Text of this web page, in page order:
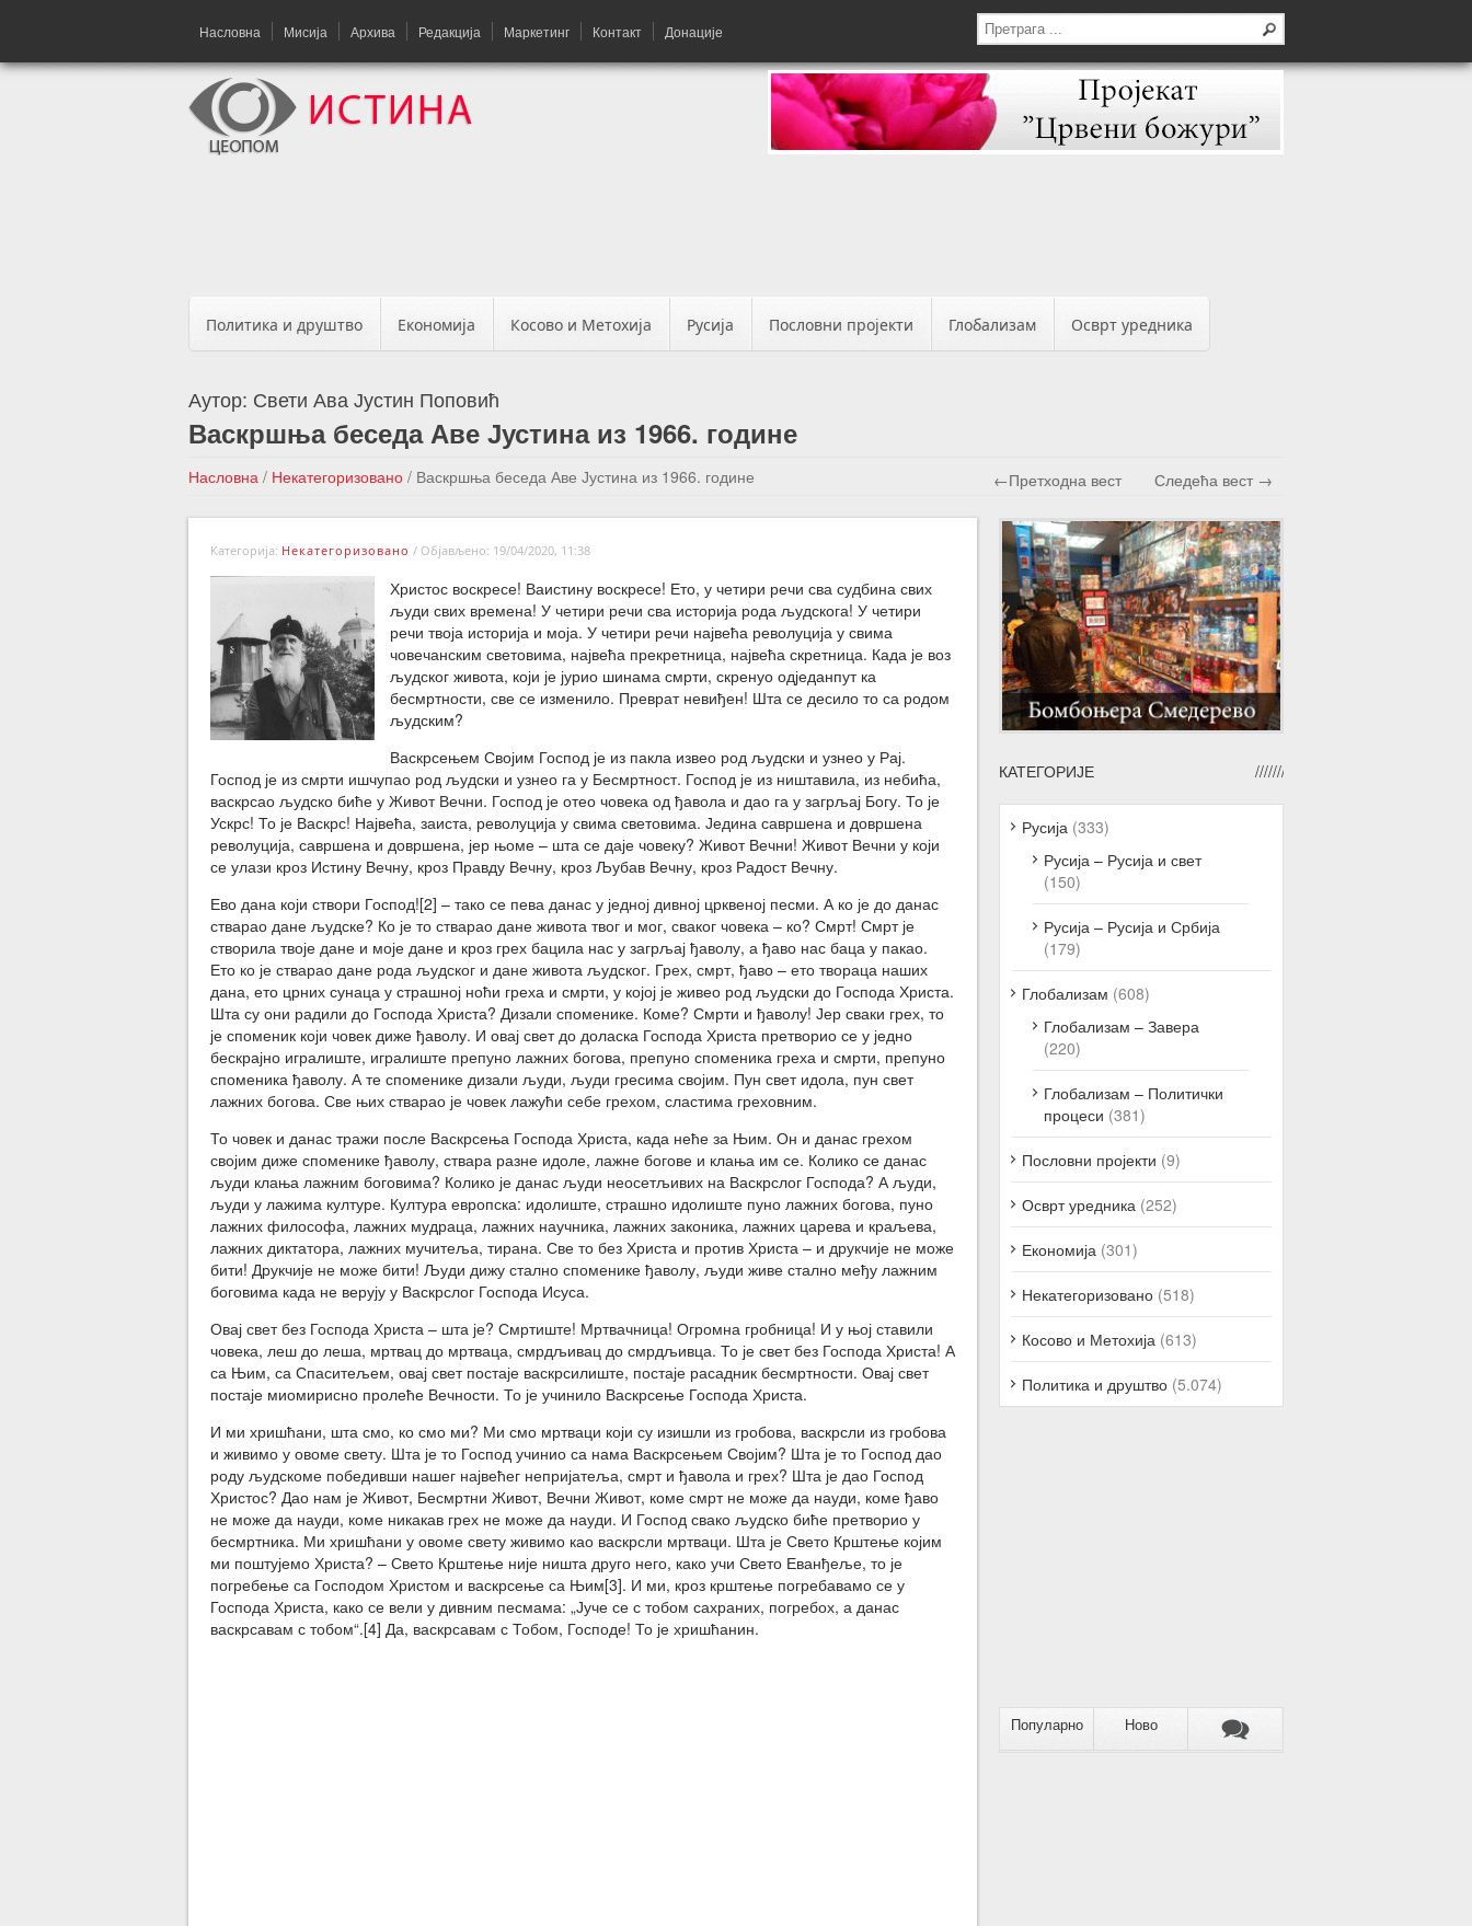
Насловна Мисија Архива Редакција Маркетинг Контакт Донације
Политика и друштво Економија Косово и Метохија Русија Пословни пројекти Глобализам Осврт уредника
Аутор: Свети Ава Јустин Поповић
Васкршња беседа Аве Јустина из 1966. године
Насловна / Некатегоризовано / Васкршња беседа Аве Јустина из 1966. године ←Претходна вест Следећа вест →
Категорија: Некатегоризовано / Објављено: 19/04/2020, 11:38
Христос воскресе! Ваистину воскресе! Ето, у четири речи сва судбина свих
људи свих времена! У четири речи сва историја рода људскога! У четири
речи твоја историја и моја. У четири речи највећа револуција у свима
човечанским световима, највећа прекретница, највећа скретница. Када је воз
људског живота, који је јурио шинама смрти, скренуо одједанпут ка
бесмртности, све се изменило. Преврат невиђен! Шта се десило то са родом
људским?
Васкрсењем Својим Господ је из пакла извео род људски и узнео у Рај.
Господ је из смрти ишчупао род људски и узнео га у Бесмртност. Господ је из ништавила, из небића,
васкрсао људско биће у Живот Вечни. Господ је отео човека од ђавола и дао га у загрљај Богу. То је
Ускрс! То је Васкрс! Највећа, заиста, револуција у свима световима. Једина савршена и довршена
револуција, савршена и довршена, јер њоме – шта се даје човеку? Живот Вечни! Живот Вечни у који
се улази кроз Истину Вечну, кроз Правду Вечну, кроз Љубав Вечну, кроз Радост Вечну.
Ево дана који створи Господ![2] – тако се пева данас у једној дивној црквеној песми. А ко је до данас
стварао дане људске? Ко је то стварао дане живота твог и мог, сваког човека – ко? Смрт! Смрт је
створила твоје дане и моје дане и кроз грех бацила нас у загрљај ђаволу, а ђаво нас баца у пакао.
Ето ко је стварао дане рода људског и дане живота људског. Грех, смрт, ђаво – ето твораца наших
дана, ето црних сунаца у страшној ноћи греха и смрти, у којој је живео род људски до Господа Христа.
Шта су они радили до Господа Христа? Дизали споменике. Коме? Смрти и ђаволу! Јер сваки грех, то
је споменик који човек диже ђаволу. И овај свет до доласка Господа Христа претворио се у једно
бескрајно игралиште, игралиште препуно лажних богова, препуно споменика греха и смрти, препуно
споменика ђаволу. А те споменике дизали људи, људи гресима својим. Пун свет идола, пун свет
лажних богова. Све њих стварао је човек лажући себе грехом, сластима греховним.
То човек и данас тражи после Васкрсења Господа Христа, када неће за Њим. Он и данас грехом
својим диже споменике ђаволу, ствара разне идоле, лажне богове и клања им се. Колико се данас
људи клања лажним боговима? Колико је данас људи неосетљивих на Васкрслог Господа? А људи,
људи у лажима културе. Култура европска: идолиште, страшно идолиште пуно лажних богова, пуно
лажних философа, лажних мудраца, лажних научника, лажних законика, лажних царева и краљева,
лажних диктатора, лажних мучитеља, тирана. Све то без Христа и против Христа – и друкчије не може
бити! Друкчије не може бити! Људи дижу стално споменике ђаволу, људи живе стално међу лажним
боговима када не верују у Васкрслог Господа Исуса.
Овај свет без Господа Христа – шта је? Смртиште! Мртвачница! Огромна гробница! И у њој ставили
човека, леш до леша, мртвац до мртваца, смрдљивац до смрдљивца. То је свет без Господа Христа! А
са Њим, са Спаситељем, овај свет постаје васкрсилиште, постаје расадник бесмртности. Овај свет
постаје миомирисно пролеће Вечности. То је учинило Васкрсење Господа Христа.
И ми хришћани, шта смо, ко смо ми? Ми смо мртваци који су изишли из гробова, васкрсли из гробова
и живимо у овоме свету. Шта је то Господ учинио са нама Васкрсењем Својим? Шта је то Господ дао
роду људскоме победивши нашег највећег непријатеља, смрт и ђавола и грех? Шта је дао Господ
Христос? Дао нам је Живот, Бесмртни Живот, Вечни Живот, коме смрт не може да науди, коме ђаво
не може да науди, коме никакав грех не може да науди. И Господ свако људско биће претворио у
бесмртника. Ми хришћани у овоме свету живимо као васкрсли мртваци. Шта је Свето Крштење којим
ми поштујемо Христа? – Свето Крштење није ништа друго него, како учи Свето Еванђеље, то је
погребење са Господом Христом и васкрсење са Њим[3]. И ми, кроз крштење погребавамо се у
Господа Христа, како се вели у дивним песмама: „Јуче се с тобом сахраних, погребох, а данас
васкрсавам с тобом“.[4] Да, васкрсавам с Тобом, Господе! То је хришћанин.
КАТЕГОРИЈЕ
Русија (333)
Русија – Русија и свет
(150)
Русија – Русија и Србија
(179)
Глобализам (608)
Глобализам – Завера
(220)
Глобализам – Политички
процеси (381)
Пословни пројекти (9)
Осврт уредника (252)
Економија (301)
Некатегоризовано (518)
Косово и Метохија (613)
Политика и друштво (5.074)
Популарно Ново